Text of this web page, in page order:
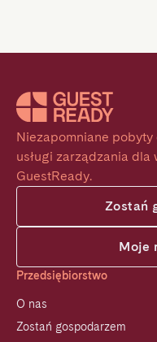
Niezapomniane
usługi zarządzania dla
GuestReady.
Zostań
Moje
Przedsiębiorstwo
O nas
Zostań gospodarzem